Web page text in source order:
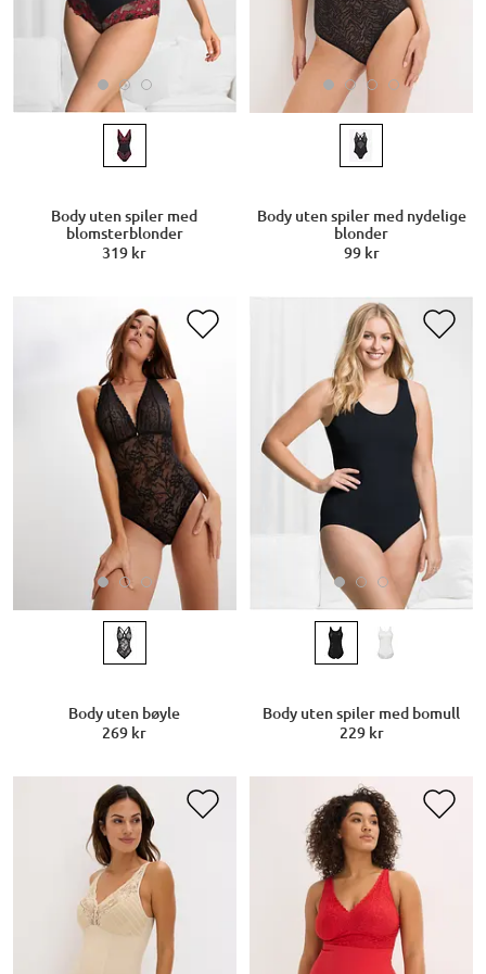
Body uten spiler med
blomsterblonder
319 kr
Body uten spiler med nydelige
blonder
99 kr
Body uten bøyle
269 kr
Body uten spiler med bomull
229 kr